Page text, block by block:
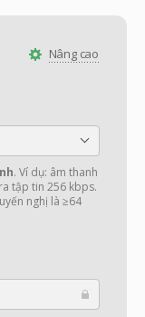
Nâng cao
. Ví dụ: âm thanh
tập tin 256 kbps.
nghị là ≥64